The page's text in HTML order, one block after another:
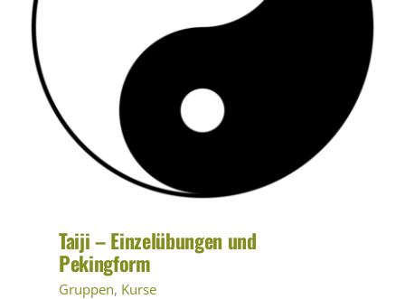
Taiji – Einzelübungen und
Pekingform
Gruppen, Kurse